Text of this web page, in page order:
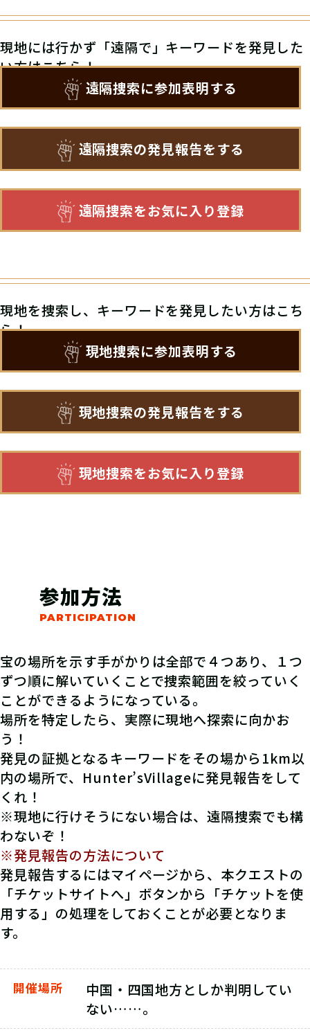
現地には行かず「遠隔で」キーワードを発見した
い方はこちら！
遠隔捜索に参加表明する
遠隔捜索の発見報告をする
遠隔捜索をお気に入り登録
現地を捜索し、キーワードを発見したい方はこち
ら！
現地捜索に参加表明する
現地捜索の発見報告をする
現地捜索をお気に入り登録
参加方法
宝の場所を示す手がかりは全部で４つあり、１つ
ずつ順に解いていくことで捜索範囲を絞っていく
ことができるようになっている。
場所を特定したら、実際に現地へ探索に向かお
う！
発見の証拠となるキーワードをその場から1km以
内の場所で、Hunter’sVillageに発見報告をして
くれ！
※現地に行けそうにない場合は、遠隔捜索でも構
わないぞ！
※発見報告の方法について
発見報告するにはマイページから、本クエストの
「チケットサイトへ」ボタンから「チケットを使
用する」の処理をしておくことが必要となりま
す。
開催場所
中国・四国地方としか判明してい
ない……。